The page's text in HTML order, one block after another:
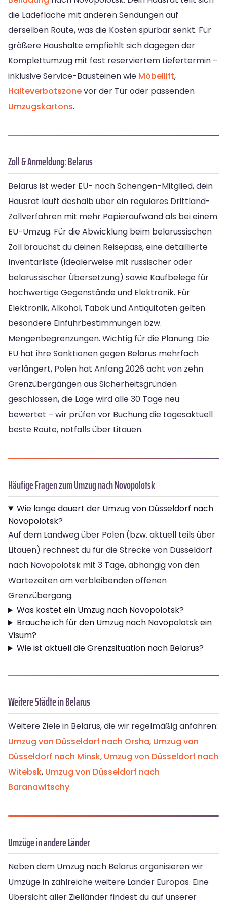
die Ladefläche mit anderen Sendungen auf
derselben Route, was die Kosten spürbar senkt. Für
größere Haushalte empfiehlt sich dagegen der
Komplettumzug mit fest reserviertem Liefertermin –
inklusive Service-Bausteinen wie Möbellift,
Halteverbotszonevor der Tür oder passenden
Umzugskartons.
Zoll & Anmeldung: Belarus
Belarus ist weder EU- noch Schengen-Mitglied, dein
Hausrat läuft deshalb über ein reguläres Drittland-
Zollverfahren mit mehr Papieraufwand als bei einem
EU-Umzug. Für die Abwicklung beim belarussischen
Zoll brauchst du deinen Reisepass, eine detaillierte
Inventarliste (idealerweise mit russischer oder
belarussischer Übersetzung) sowie Kaufbelege für
hochwertige Gegenstände und Elektronik. Für
Elektronik, Alkohol, Tabak und Antiquitäten gelten
besondere Einfuhrbestimmungen bzw.
Mengenbegrenzungen. Wichtig für die Planung: Die
EU hat ihre Sanktionen gegen Belarus mehrfach
verlängert, Polen hat Anfang 2026 acht von zehn
Grenzübergängen aus Sicherheitsgründen
geschlossen, die Lage wird alle 30 Tage neu
bewertet – wir prüfen vor Buchung die tagesaktuell
beste Route, notfalls über Litauen.
Häufige Fragen zum Umzug nach Novopolotsk
Wie lange dauert der Umzug von Düsseldorf nach
Novopolotsk?
Auf dem Landweg über Polen (bzw. aktuell teils über
Litauen) rechnest du für die Strecke von Düsseldorf
nach Novopolotsk mit 3 Tage, abhängig von den
Wartezeiten am verbleibenden offenen
Grenzübergang.
Was kostet ein Umzug nach Novopolotsk?
Brauche ich für den Umzug nach Novopolotsk ein
Visum?
Wie ist aktuell die Grenzsituation nach Belarus?
Weitere Städte in Belarus
Weitere Ziele in Belarus, die wir regelmäßig anfahren:
Umzug von Düsseldorf nach Orsha, Umzug von
Düsseldorf nach Minsk, Umzug von Düsseldorf nach
Witebsk, Umzug von Düsseldorf nach
Baranawitschy.
Umzüge in andere Länder
Neben dem Umzug nach Belarus organisieren wir
Umzüge in zahlreiche weitere Länder Europas. Eine
Übersicht aller Zielländer findest du auf unserer